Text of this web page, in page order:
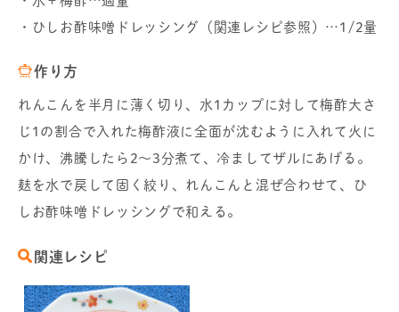
・ひしお酢味噌ドレッシング（関連レシピ参照）…1/2量
作り方
れんこんを半月に薄く切り、水1カップに対して梅酢大さ
じ1の割合で入れた梅酢液に全面が沈むように入れて火に
かけ、沸騰したら2～3分煮て、冷ましてザルにあげる。
麸を水で戻して固く絞り、れんこんと混ぜ合わせて、ひ
しお酢味噌ドレッシングで和える。
関連レシピ